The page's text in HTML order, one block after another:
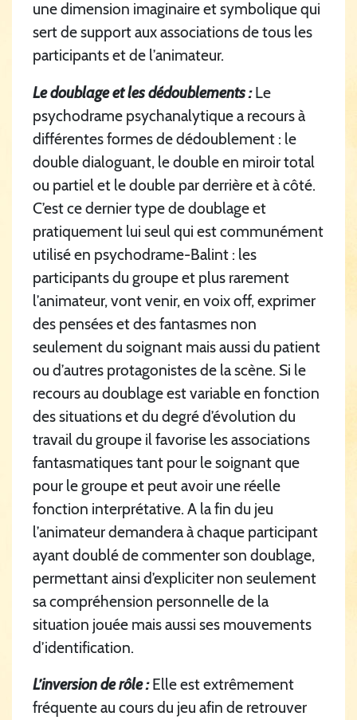
une dimension imaginaire et symbolique qui
sert de support aux associations de tous les
participants et de l’animateur.
Le doublage et les dédoublements :Le
psychodrame psychanalytique a recours à
différentes formes de dédoublement : le
double dialoguant, le double en miroir total
ou partiel et le double par derrière et à côté.
C’est ce dernier type de doublage et
pratiquement lui seul qui est communément
utilisé en psychodrame-Balint : les
participants du groupe et plus rarement
l’animateur, vont venir, en voix off, exprimer
des pensées et des fantasmes non
seulement du soignant mais aussi du patient
ou d’autres protagonistes de la scène. Si le
recours au doublage est variable en fonction
des situations et du degré d’évolution du
travail du groupe il favorise les associations
fantasmatiques tant pour le soignant que
pour le groupe et peut avoir une réelle
fonction interprétative. A la fin du jeu
l’animateur demandera à chaque participant
ayant doublé de commenter son doublage,
permettant ainsi d’expliciter non seulement
sa compréhension personnelle de la
situation jouée mais aussi ses mouvements
d’identification.
L’inversion de rôle :Elle est extrêmement
fréquente au cours du jeu afin de retrouver